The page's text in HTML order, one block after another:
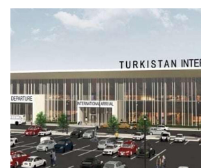
at
s
p
p
c
o
o
k
tt
er
n
kl
a
ss
ni
ki
e
a
m